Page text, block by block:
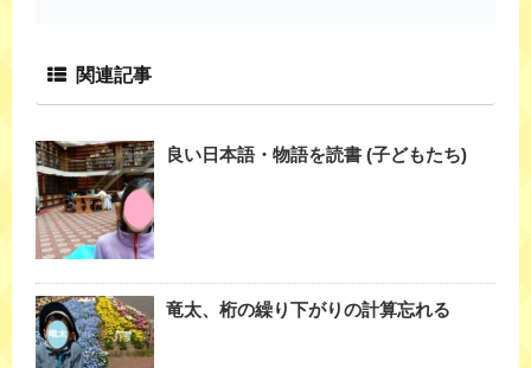
関連記事
良い日本語・物語を読書 (子どもたち)
竜太、桁の繰り下がりの計算忘れる